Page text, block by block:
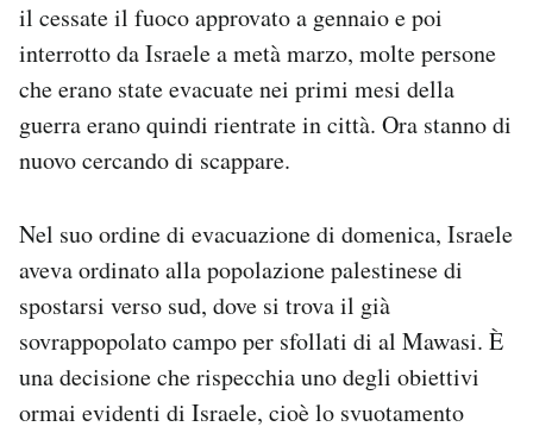
il cessate il fuoco approvato a gennaio e poi
interrotto da Israele a metà marzo, molte persone
che erano state evacuate nei primi mesi della
guerra erano quindi rientrate in città. Ora stanno di
nuovo cercando di scappare.
Nel suo ordine di evacuazione di domenica, Israele
aveva ordinato alla popolazione palestinese di
spostarsi verso sud, dove si trova il già
sovrappopolato campo per sfollati di al Mawasi. È
una decisione che rispecchia uno degli obiettivi
ormai evidenti di Israele, cioè lo svuotamento